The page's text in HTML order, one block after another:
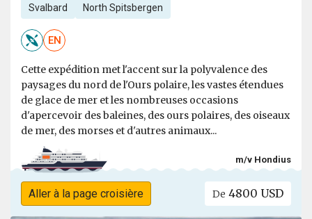
Svalbard North Spitsbergen
EN
Cette expédition met l'accent sur la polyvalence des
paysages du nord de l'Ours polaire, les vastes étendues
de glace de mer et les nombreuses occasions
d'apercevoir des baleines, des ours polaires, des oiseaux
de mer, des morses et d'autres animaux...
m/v Hondius
Aller à la page croisière De 4800 USD